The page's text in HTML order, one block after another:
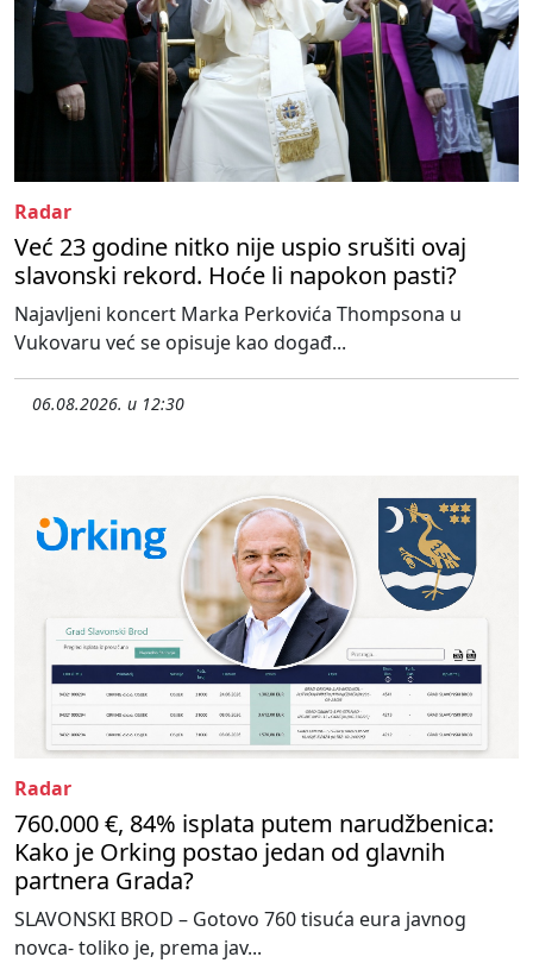
Radar
Već 23 godine nitko nije uspio srušiti ovaj
slavonski rekord. Hoće li napokon pasti?
Najavljeni koncert Marka Perkovića Thompsona u
Vukovaru već se opisuje kao događ...
06.08.2026. u 12:30
Radar
760.000 €, 84% isplata putem narudžbenica:
Kako je Orking postao jedan od glavnih
partnera Grada?
SLAVONSKI BROD – Gotovo 760 tisuća eura javnog
novca- toliko je, prema jav...